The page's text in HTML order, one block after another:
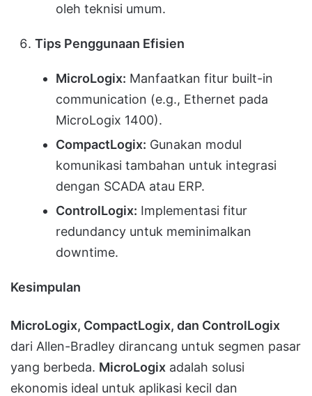
oleh teknisi umum.
Tips Penggunaan Efisien
MicroLogix: Manfaatkan fitur built-in
communication (e.g., Ethernet pada
MicroLogix 1400).
CompactLogix: Gunakan modul
komunikasi tambahan untuk integrasi
dengan SCADA atau ERP.
ControlLogix: Implementasi fitur
redundancy untuk meminimalkan
downtime.
Kesimpulan
MicroLogix, CompactLogix, dan ControlLogix
dari Allen-Bradley dirancang untuk segmen pasar
yang berbeda. MicroLogix adalah solusi
ekonomis ideal untuk aplikasi kecil dan